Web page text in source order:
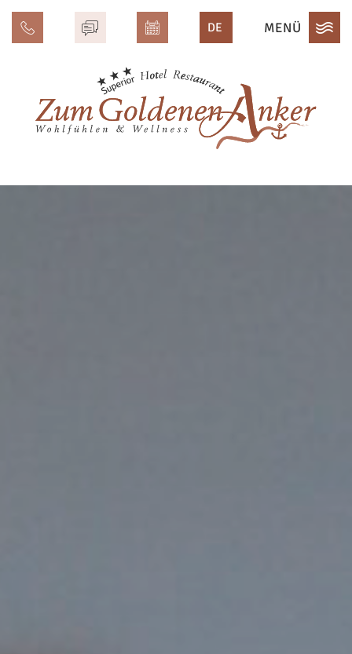
DE MENÜ